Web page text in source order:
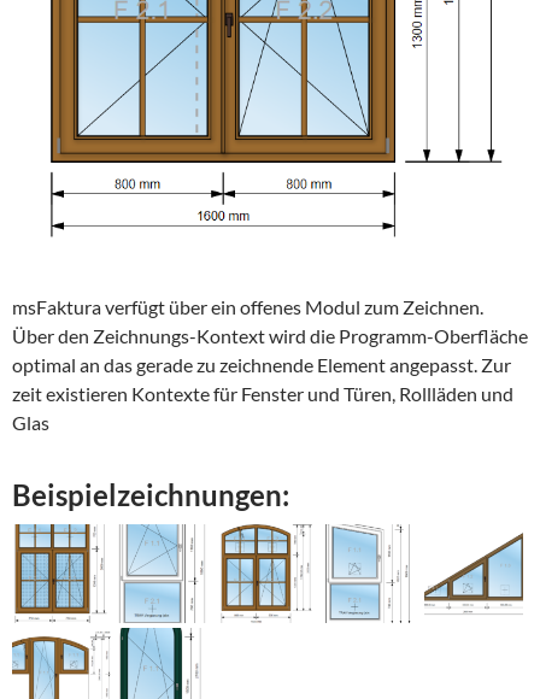
msFaktura verfügt über ein offenes Modul zum Zeichnen.
Über den Zeichnungs-Kontext wird die Programm-Oberfläche
optimal an das gerade zu zeichnende Element angepasst. Zur
zeit existieren Kontexte für Fenster und Türen, Rollläden und
Glas
Beispielzeichnungen: